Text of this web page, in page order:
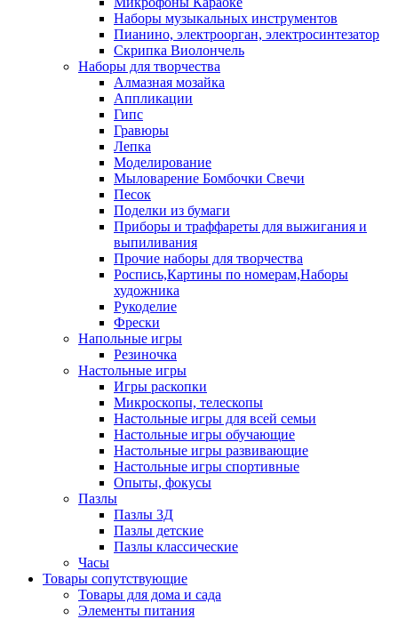
Наборы музыкальных инструментов
Пианино, электроорган, электросинтезатор
Скрипка Виолончель
Наборы для творчества
Алмазная мозайка
Аппликации
Гипс
Гравюры
Лепка
Моделирование
Мыловарение Бомбочки Свечи
Песок
Поделки из бумаги
Приборы и траффареты для выжигания и
выпиливания
Прочие наборы для творчества
Роспись,Картины по номерам,Наборы
художника
Рукоделие
Фрески
Напольные игры
Резиночка
Настольные игры
Игры раскопки
Микроскопы, телескопы
Настольные игры для всей семьи
Настольные игры обучающие
Настольные игры развивающие
Настольные игры спортивные
Опыты, фокусы
Пазлы
Пазлы 3Д
Пазлы детские
Пазлы классические
Часы
Товары сопутствующие
Товары для дома и сада
Элементы питания